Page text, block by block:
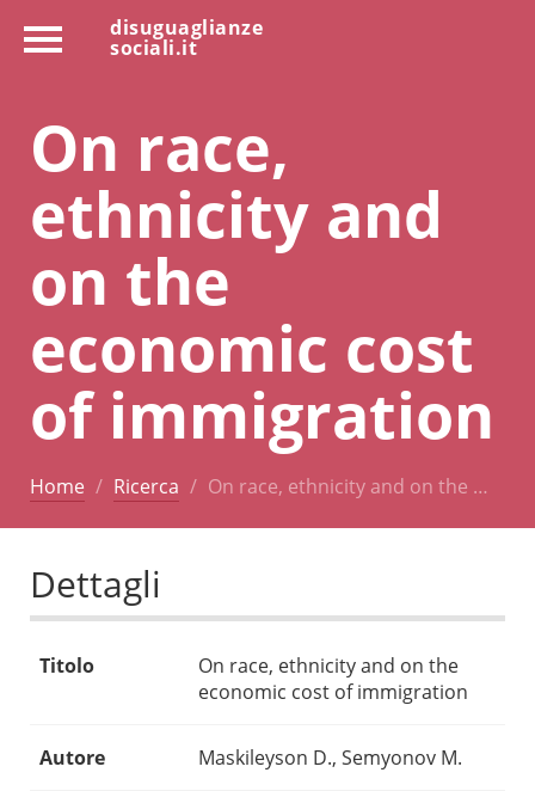
disuguaglianze
sociali.it
On race,
ethnicity and
on the
economic cost
of immigration
Home Ricerca On race, ethnicity and on the …
Dettagli
Titolo
On race, ethnicity and on the
economic cost of immigration
Autore Maskileyson D., Semyonov M.